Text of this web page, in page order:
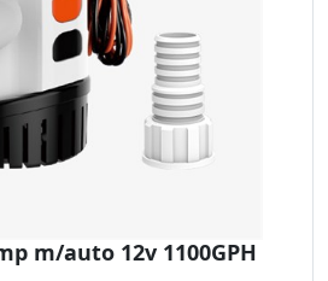
m/auto 12v 1100GPH